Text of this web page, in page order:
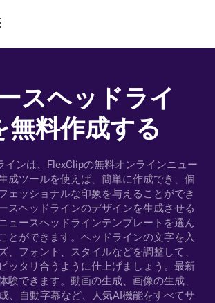
スヘッドライ
無料作成する
インは、FlexClipの無料オンラインニュー
成ツールを使えば、簡単に作成でき、個
ェッショナルな印象を与えることができ
スヘッドラインのデザインを生成させる
ュースヘッドラインテンプレートを選ん
とができます。ヘッドラインの文字を入
、フォント、スタイルなどを調整して、
ッタリ合うように仕上げましょう。最新
験できます。動画の生成、画像の生成、
、自動字幕など、人気AI機能をすべてサ